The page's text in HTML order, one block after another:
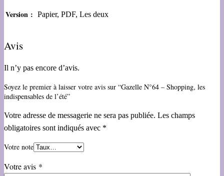
Version : Papier, PDF, Les deux
Avis
Il n’y pas encore d’avis.
Soyez le premier à laisser votre avis sur “Gazelle N°64 – Shopping, les
indispensables de l’été”
Votre adresse de messagerie ne sera pas publiée. Les champs
obligatoires sont indiqués avec *
Votre note
Votre avis *